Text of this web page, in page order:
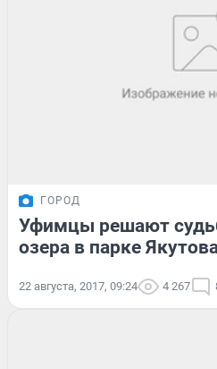
ГОРОД
Уфимцы решают
озера в парке
22 августа, 2017, 09:24 4 267